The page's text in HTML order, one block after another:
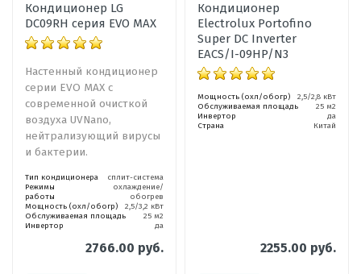
Кондиционер LG
DC09RH серия EVO MAX
Настенный кондиционер
серии EVO MAX с
современной очисткой
воздуха UVNano,
нейтрализующий вирусы
и бактерии.
Тип кондиционера
сплит-система
Режимы
работы
охлаждение/
обогрев
Мощность (охл/обогр)
2,5/3,2 кВт
Обслуживаемая площадь
25 м2
Инвертор
да
2766.00 руб.
Кондиционер
Electrolux Portofino
Super DC Inverter
EACS/I-09HP/N3
Мощность (охл/обогр)
2,5/2,8 кВт
Обслуживаемая площадь
25 м2
Инвертор
да
Страна
Китай
2255.00 руб.